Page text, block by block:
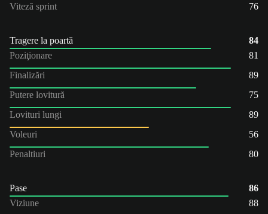
Viteză sprint
76
Tragere la poartă
84
Poziţionare
81
Finalizări
89
Putere lovitură
75
Lovituri lungi
89
Voleuri
56
Penaltiuri
80
Pase
86
Viziune
88